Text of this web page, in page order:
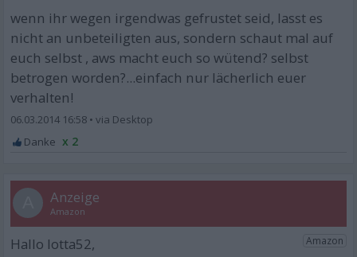
wenn ihr wegen irgendwas gefrustet seid, lasst es
nicht an unbeteiligten aus, sondern schaut mal auf
euch selbst , aws macht euch so wütend? selbst
betrogen worden?...einfach nur lächerlich euer
verhalten!
06.03.2014 16:58 •
x 2